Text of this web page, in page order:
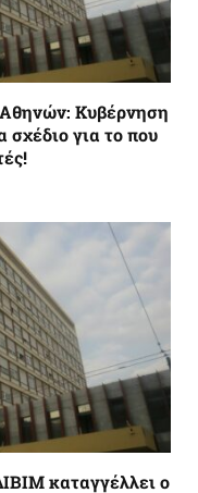
Αθηνών: Κυβέρνηση
για το που
καταγγέλλει ο